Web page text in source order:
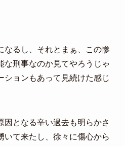
なるし、それとまぁ、この惨
な刑事なのか見てやろうじゃ
ションもあって見続けた感じ
因となる辛い過去も明らかさ
いて来たし、徐々に傷心から